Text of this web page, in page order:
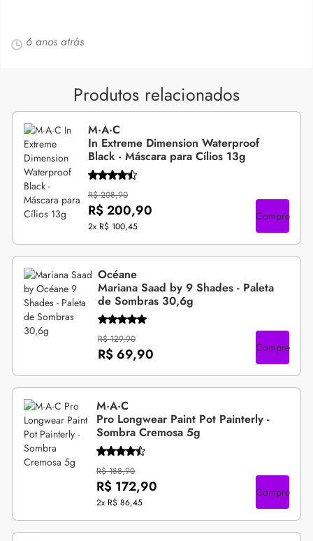
6 anos atrás
Produtos relacionados
M·A·C
In Extreme Dimension Waterproof
Black - Máscara para Cílios 13g
R$ 208,90
R$ 200,90
2x R$ 100,45
Compre
Océane
Mariana Saad by 9 Shades - Paleta
de Sombras 30,6g
R$ 129,90
R$ 69,90 Compre
M·A·C
Pro Longwear Paint Pot Painterly -
Sombra Cremosa 5g
R$ 188,90
R$ 172,90
2x R$ 86,45
Compre